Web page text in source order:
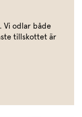
Vi odlar både
tillskottet är